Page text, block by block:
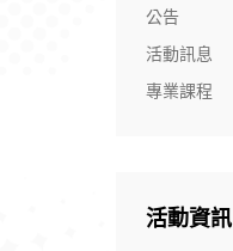
公告
活動訊息
專業課程
活動資訊